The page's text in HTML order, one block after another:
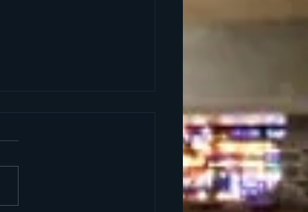
du temps de Noël
17h00 St-
20h00 St-